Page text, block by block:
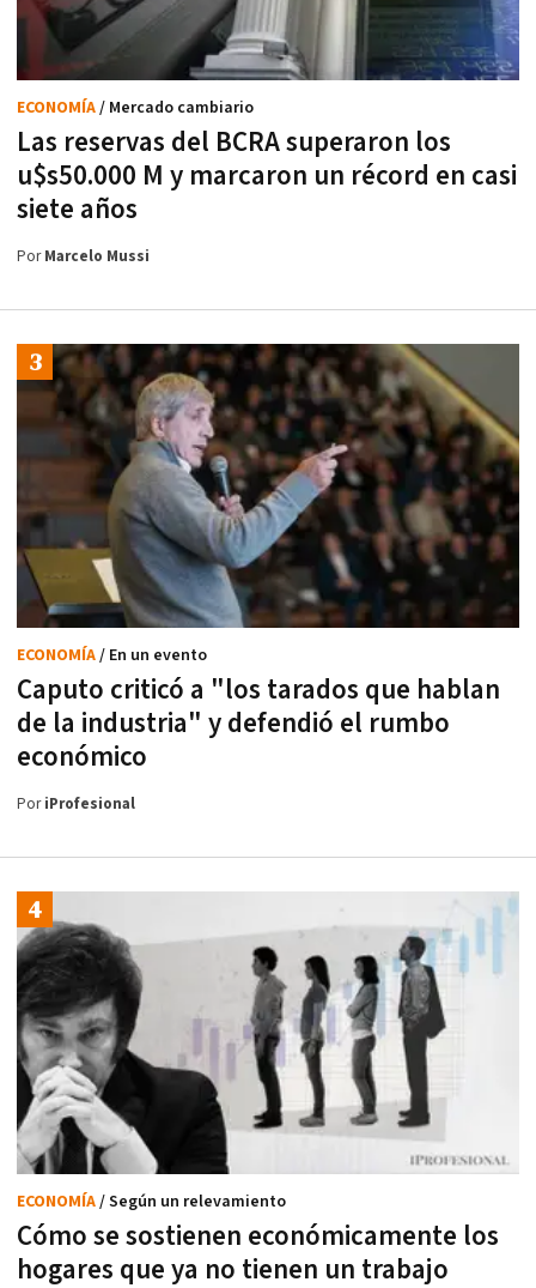
Las reservas del BCRA superaron los
u$s50.000 M y marcaron un récord en casi
siete años
ECONOMÍA/ Mercado cambiario
PorMarcelo Mussi
Caputo criticó a "los tarados que hablan
de la industria" y defendió el rumbo
económico
ECONOMÍA/ En un evento
PoriProfesional
Cómo se sostienen económicamente los
hogares que ya no tienen un trabajo
ECONOMÍA/ Según un relevamiento